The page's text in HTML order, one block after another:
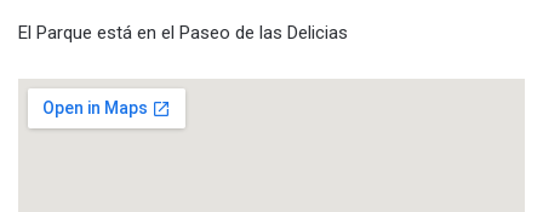
El Parque está en el Paseo de las Delicias